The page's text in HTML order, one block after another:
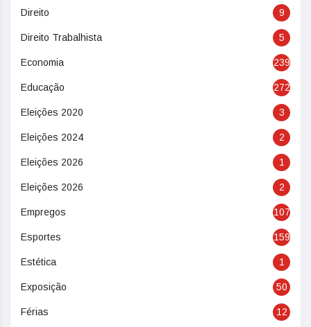
Direito 9
Direito Trabalhista 5
Economia 239
Educação 272
Eleições 2020 3
Eleições 2024 2
Eleições 2026 1
Eleições 2026 2
Empregos 107
Esportes 159
Estética 1
Exposição 50
Férias 12